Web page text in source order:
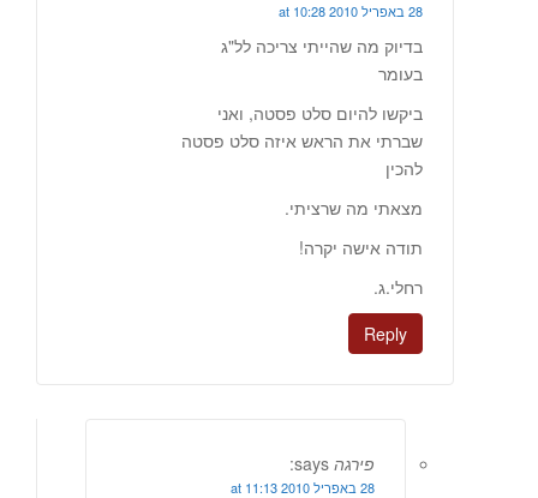
28 באפריל 2010 at 10:28
בדיוק מה שהייתי צריכה לל"ג
בעומר
ביקשו להיום סלט פסטה, ואני
שברתי את הראש איזה סלט פסטה
להכין
מצאתי מה שרציתי.
תודה אישה יקרה!
רחלי.ג.
Reply
פירגה says:
28 באפריל 2010 at 11:13